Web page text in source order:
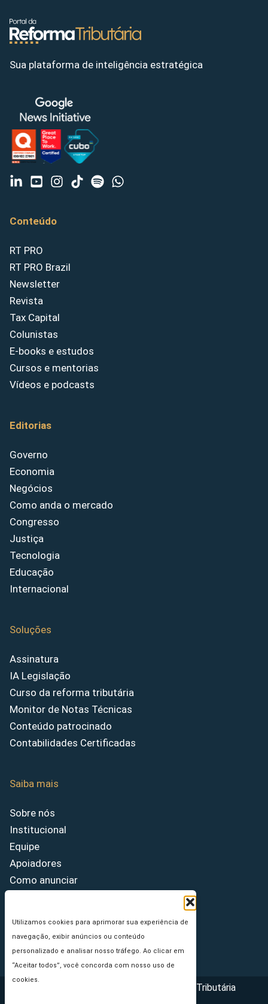
Utilizamos cookies para aprimorar sua experiência de
navegação, exibir anúncios ou conteúdo
personalizado e analisar nosso tráfego. Ao clicar em
“Aceitar todos”, você concorda com nosso uso de
cookies.
Sua plataforma de inteligência estratégica
Conteúdo
RT PRO
RT PRO Brazil
Newsletter
Revista
Tax Capital
Colunistas
E-books e estudos
Cursos e mentorias
Vídeos e podcasts
Editorias
Governo
Economia
Negócios
Como anda o mercado
Congresso
Justiça
Tecnologia
Educação
Internacional
Soluções
Assinatura
IA Legislação
Curso da reforma tributária
Monitor de Notas Técnicas
Conteúdo patrocinado
Contabilidades Certificadas
Saiba mais
Sobre nós
Institucional
Equipe
Apoiadores
Como anunciar
Princípios Editoriais
Copyright © 2026 - Portal da Reforma Tributária